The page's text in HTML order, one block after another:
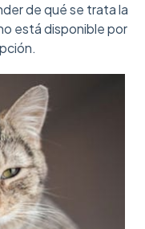
de qué se trata la
está disponible por